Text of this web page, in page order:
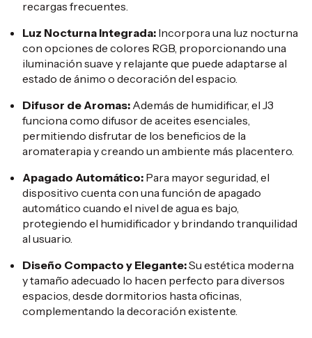
recargas frecuentes.
Luz Nocturna Integrada: Incorpora una luz nocturna
con opciones de colores RGB, proporcionando una
iluminación suave y relajante que puede adaptarse al
estado de ánimo o decoración del espacio.
Difusor de Aromas: Además de humidificar, el J3
funciona como difusor de aceites esenciales,
permitiendo disfrutar de los beneficios de la
aromaterapia y creando un ambiente más placentero.
Apagado Automático: Para mayor seguridad, el
dispositivo cuenta con una función de apagado
automático cuando el nivel de agua es bajo,
protegiendo el humidificador y brindando tranquilidad
al usuario.
Diseño Compacto y Elegante:Su estética moderna
y tamaño adecuado lo hacen perfecto para diversos
espacios, desde dormitorios hasta oficinas,
complementando la decoración existente.